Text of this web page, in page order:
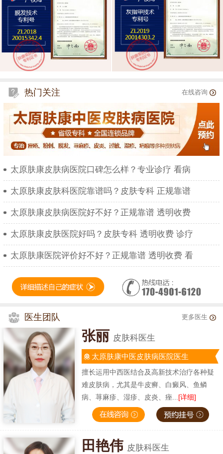
热门关注 在线咨询
太原肤康皮肤病医院口碑怎么样？专业诊疗 看病
太原肤康皮肤科医院靠谱吗？皮肤专科 正规靠谱
太原肤康皮肤病医院好不好？正规靠谱 透明收费
太原肤康皮肤医院好吗？皮肤专科 透明收费 诊疗
太原肤康医院评价好不好？正规靠谱 透明收费 看
医生团队 更多医生
张丽 皮肤科医生
太原肤康中医皮肤病医院医生
擅长运用中西医结合及高新技术治疗各种疑
难皮肤病，尤其是牛皮癣、白癜风、鱼鳞
病、荨麻疹、湿疹、皮炎、痤...[详细]
田艳伟 皮肤科医生